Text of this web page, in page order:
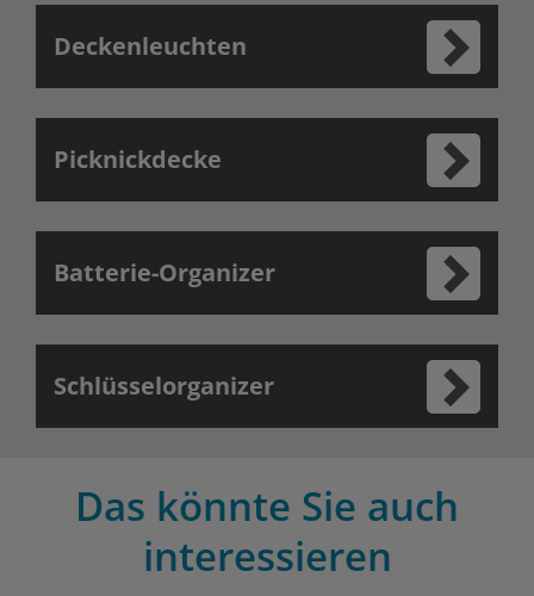
Deckenleuchten
Picknickdecke
Batterie-Organizer
Schlüsselorganizer
Das könnte Sie auch
interessieren